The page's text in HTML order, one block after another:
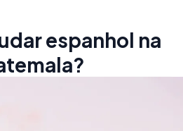
espanhol na